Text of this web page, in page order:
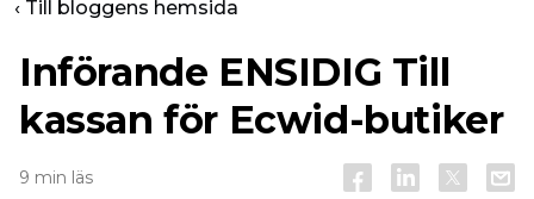
‹ Till bloggens hemsida
Införande ENSIDIG Till
kassan för Ecwid-butiker
9 min läs